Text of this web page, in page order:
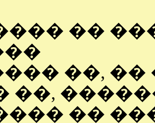
��
��, ��
��,
��